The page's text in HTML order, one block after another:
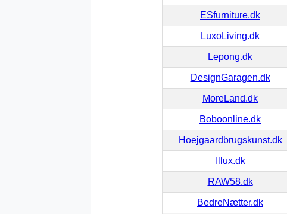
ESfurniture.dk
LuxoLiving.dk
Lepong.dk
DesignGaragen.dk
MoreLand.dk
Boboonline.dk
Hoejgaardbrugskunst.dk
Illux.dk
RAW58.dk
BedreNætter.dk